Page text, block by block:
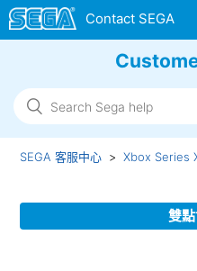
SEGA 客服中心 Xbox Series
雙